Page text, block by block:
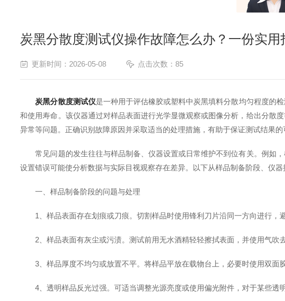
炭黑分散度测试仪操作故障怎么办？一份实用
更新时间：2026-05-08 点击次数：85
炭黑分散度测试仪是一种用于评估橡胶或塑料中炭黑填料分散均匀程度的
和使用寿命。该仪器通过对样品表面进行光学显微观察或图像分析，给出分散
异常等问题。正确识别故障原因并采取适当的处理措施，有助于保证测试结果的
常见问题的发生往往与样品制备、仪器设置或日常维护不到位有关。例如，
设置错误可能使分析数据与实际目视观察存在差异。以下从样品制备阶段、仪
一、样品制备阶段的问题与处理
1、样品表面存在划痕或刀痕。切割样品时使用锋利刀片沿同一方向进行，
2、样品表面有灰尘或污渍。测试前用无水酒精轻轻擦拭表面，并使用气吹
3、样品厚度不均匀或放置不平。将样品平放在载物台上，必要时使用双面
4、透明样品反光过强。可适当调整光源亮度或使用偏光附件，对于某些透